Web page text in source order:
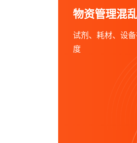
物资管理混
试剂、耗材、设
度